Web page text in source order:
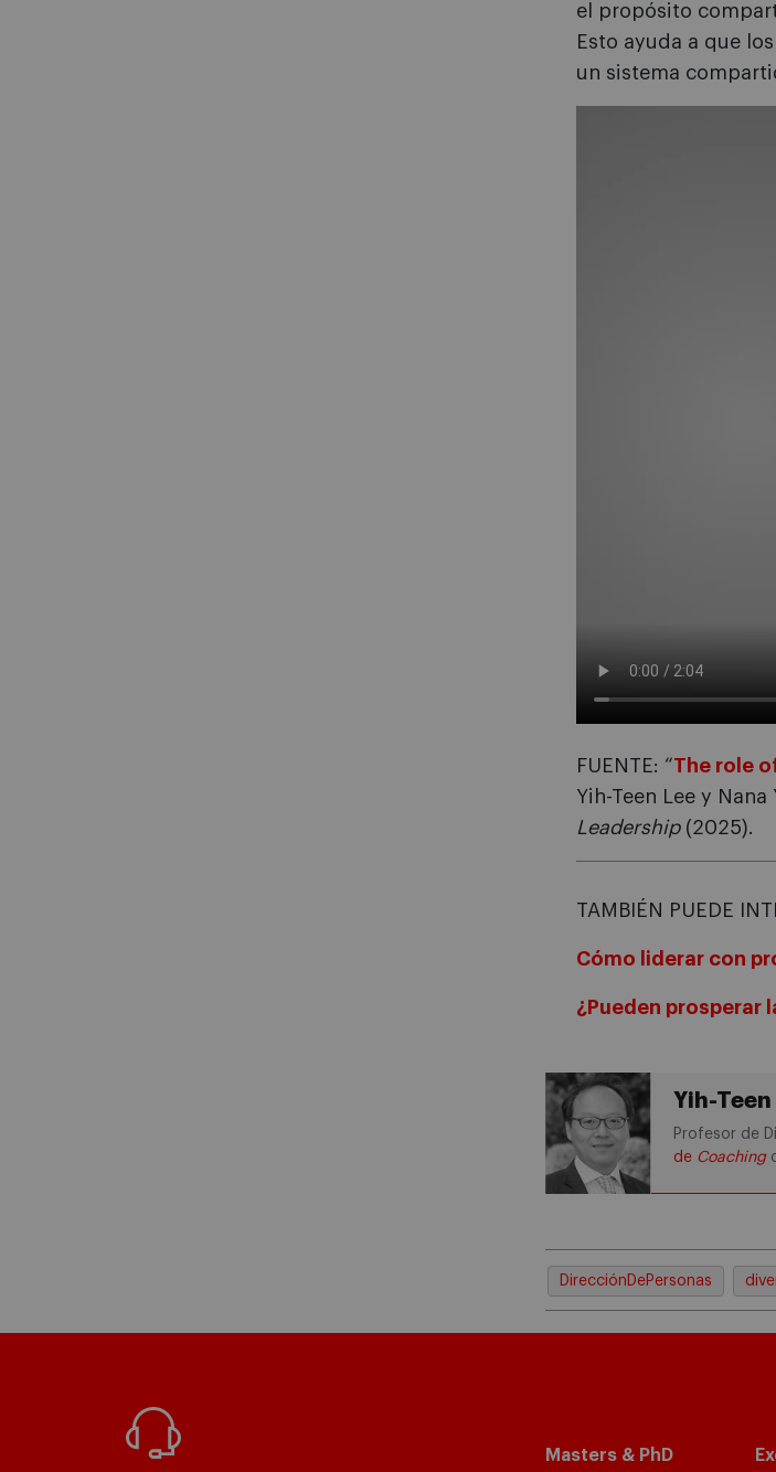
el propósito
Esto ayuda a que
un sistema
FUENTE: “The role
Yih-Teen Lee y
Leadership(2025).
TAMBIÉN PUEDE
Cómo liderar con
¿Pueden prosperar
Yih-Teen
Profesor de
de Coaching
DirecciónDePersonas
Masters & PhD